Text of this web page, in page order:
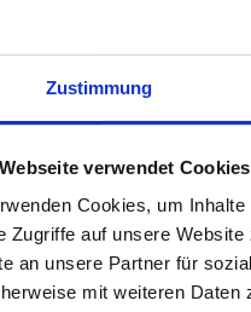
Zustimmung
verwendet Cookies
Cookies, um
Zugriffe auf unsere
an unsere Partner für
mit weiteren Daten
für die
mindestens 30
durch
gestellt. Diese nutzen
der Restart-